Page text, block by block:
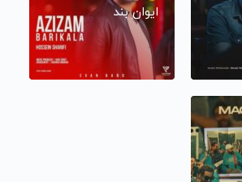
ایوان بند